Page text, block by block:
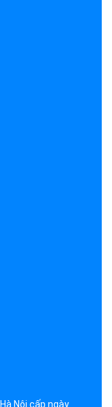
Nội cấp ngày